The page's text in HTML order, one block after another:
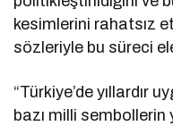
kesimlerini rahatsız
sözleriyle bu süreci
“Türkiye’de yıllardır
bazı milli